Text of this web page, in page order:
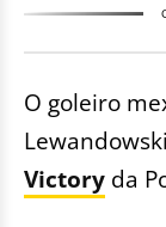
O goleiro
Victory da